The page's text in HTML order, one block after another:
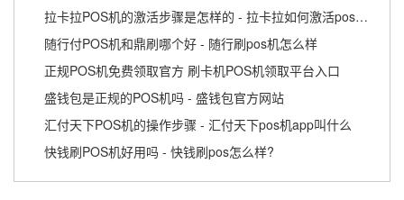
拉卡拉POS机的激活步骤是怎样的 - 拉卡拉如何激活pos终端
随行付POS机和鼎刷哪个好 - 随行刷pos机怎么样
正规POS机免费领取官方 刷卡机POS机领取平台入口
盛钱包是正规的POS机吗 - 盛钱包官方网站
汇付天下POS机的操作步骤 - 汇付天下pos机app叫什么
快钱刷POS机好用吗 - 快钱刷pos怎么样?